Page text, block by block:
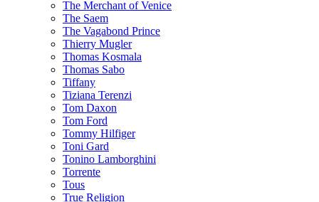
The Merchant of Venice
The Saem
The Vagabond Prince
Thierry Mugler
Thomas Kosmala
Thomas Sabo
Tiffany
Tiziana Terenzi
Tom Daxon
Tom Ford
Tommy Hilfiger
Toni Gard
Tonino Lamborghini
Torrente
Tous
True Religion